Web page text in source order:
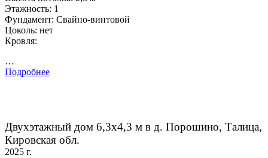
Этажность: 1
Фундамент: Свайно-винтовой
Цоколь: нет
Кровля:
…
Подробнее
Двухэтажный дом 6,3х4,3 м в д. Порошино, Талица,
Кировская обл.
2025 г.